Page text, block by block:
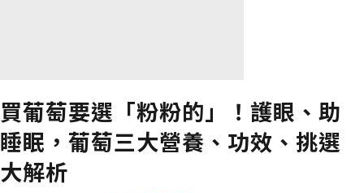
買葡萄要選「粉粉的」！護眼、助
睡眠，葡萄三大營養、功效、挑選
大解析